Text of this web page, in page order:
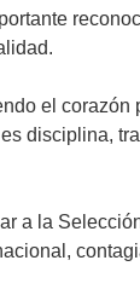
el
disciplina,
a la